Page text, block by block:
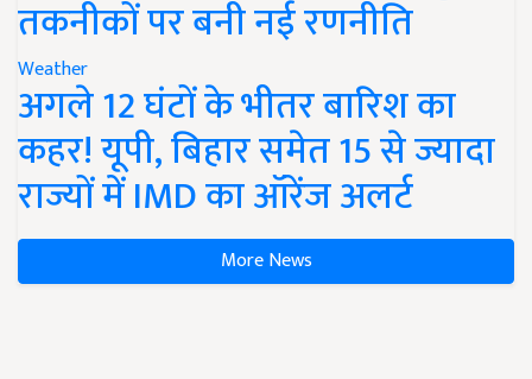
तकनीकों पर बनी नई रणनीति
Weather
अगले 12 घंटों के भीतर बारिश का
कहर! यूपी, बिहार समेत 15 से ज्यादा
राज्यों में IMD का ऑरेंज अलर्ट
More News